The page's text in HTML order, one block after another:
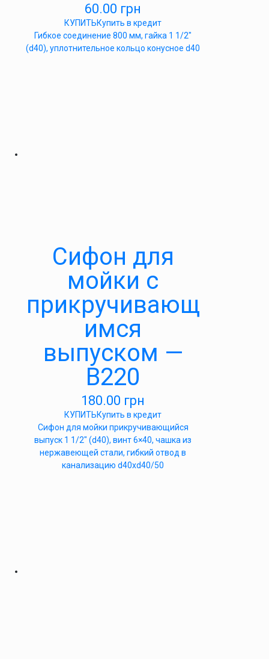
60.00 грн
КУПИТЬКупить в кредит
Гибкое соединение 800 мм, гайка 1 1/2″
(d40), уплотнительное кольцо конусное d40
Cифон для
мойки с
прикручивающ
имся
выпуском —
В220
180.00 грн
КУПИТЬКупить в кредит
Сифон для мойки прикручивающийся
выпуск 1 1/2″ (d40), винт 6×40, чашка из
нержавеющей стали, гибкий отвод в
канализацию d40xd40/50